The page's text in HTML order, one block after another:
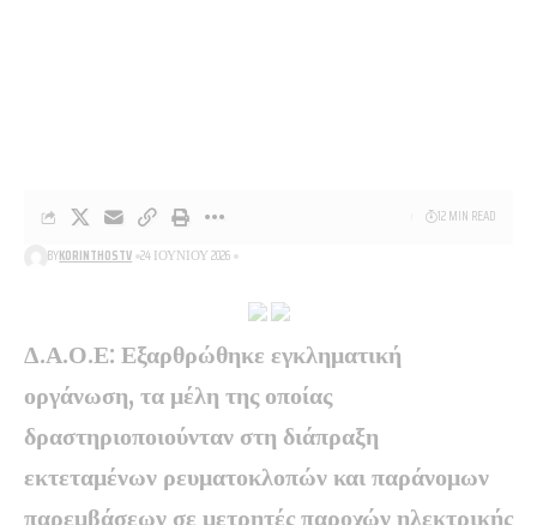
BYKORINTHOSTV 24 ΙΟΥΝΊΟΥ 2026
12 MIN READ
Δ.Α.Ο.Ε: Εξαρθρώθηκε εγκληματική
οργάνωση, τα μέλη της οποίας
δραστηριοποιούνταν στη διάπραξη
εκτεταμένων ρευματοκλοπών και παράνομων
παρεμβάσεων σε μετρητές παροχών ηλεκτρικής